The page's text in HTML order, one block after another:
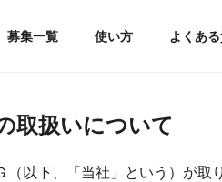
募集一覧 使い方 よくあ
取扱いについて
（以下、「当社」という）が取